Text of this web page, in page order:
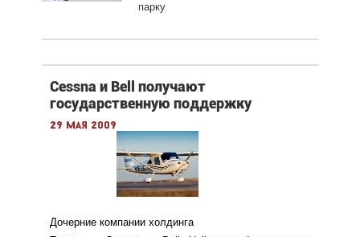
парку
Cessna и Bell получают
государственную поддержку
29 мая 2009
Дочерние компании холдинга